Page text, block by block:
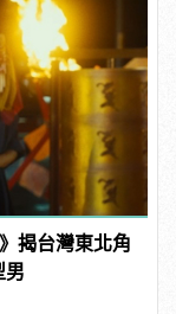
揭台灣東北角
男